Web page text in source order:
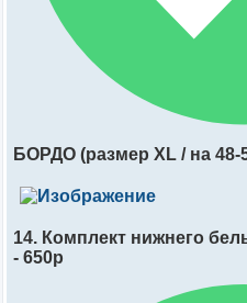
БОРДО (размер XL / на 48-
14. Комплект нижнего
- 650р